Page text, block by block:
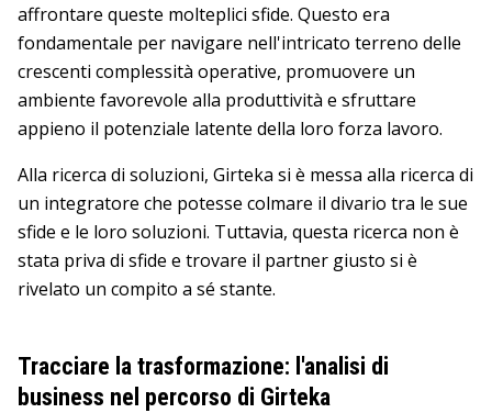
affrontare queste molteplici sfide. Questo era
fondamentale per navigare nell'intricato terreno delle
crescenti complessità operative, promuovere un
ambiente favorevole alla produttività e sfruttare
appieno il potenziale latente della loro forza lavoro.
Alla ricerca di soluzioni, Girteka si è messa alla ricerca di
un integratore che potesse colmare il divario tra le sue
sfide e le loro soluzioni. Tuttavia, questa ricerca non è
stata priva di sfide e trovare il partner giusto si è
rivelato un compito a sé stante.
Tracciare la trasformazione: l'analisi di
business nel percorso di Girteka